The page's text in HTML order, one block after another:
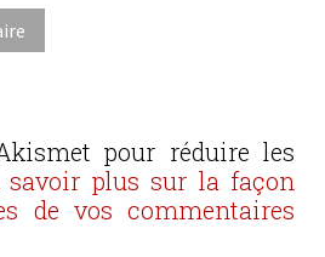
pour réduire les
savoir plus sur la façon
de vos commentaires